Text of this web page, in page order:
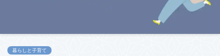
暮らしと子育て